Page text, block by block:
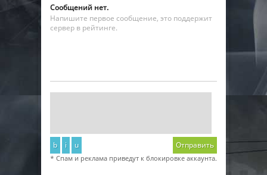
Сообщений нет.
Напишите первое сообщение, это поддержит
сервер в рейтинге.
b i u Отправить
* Спам и реклама приведут к блокировке аккаунта.